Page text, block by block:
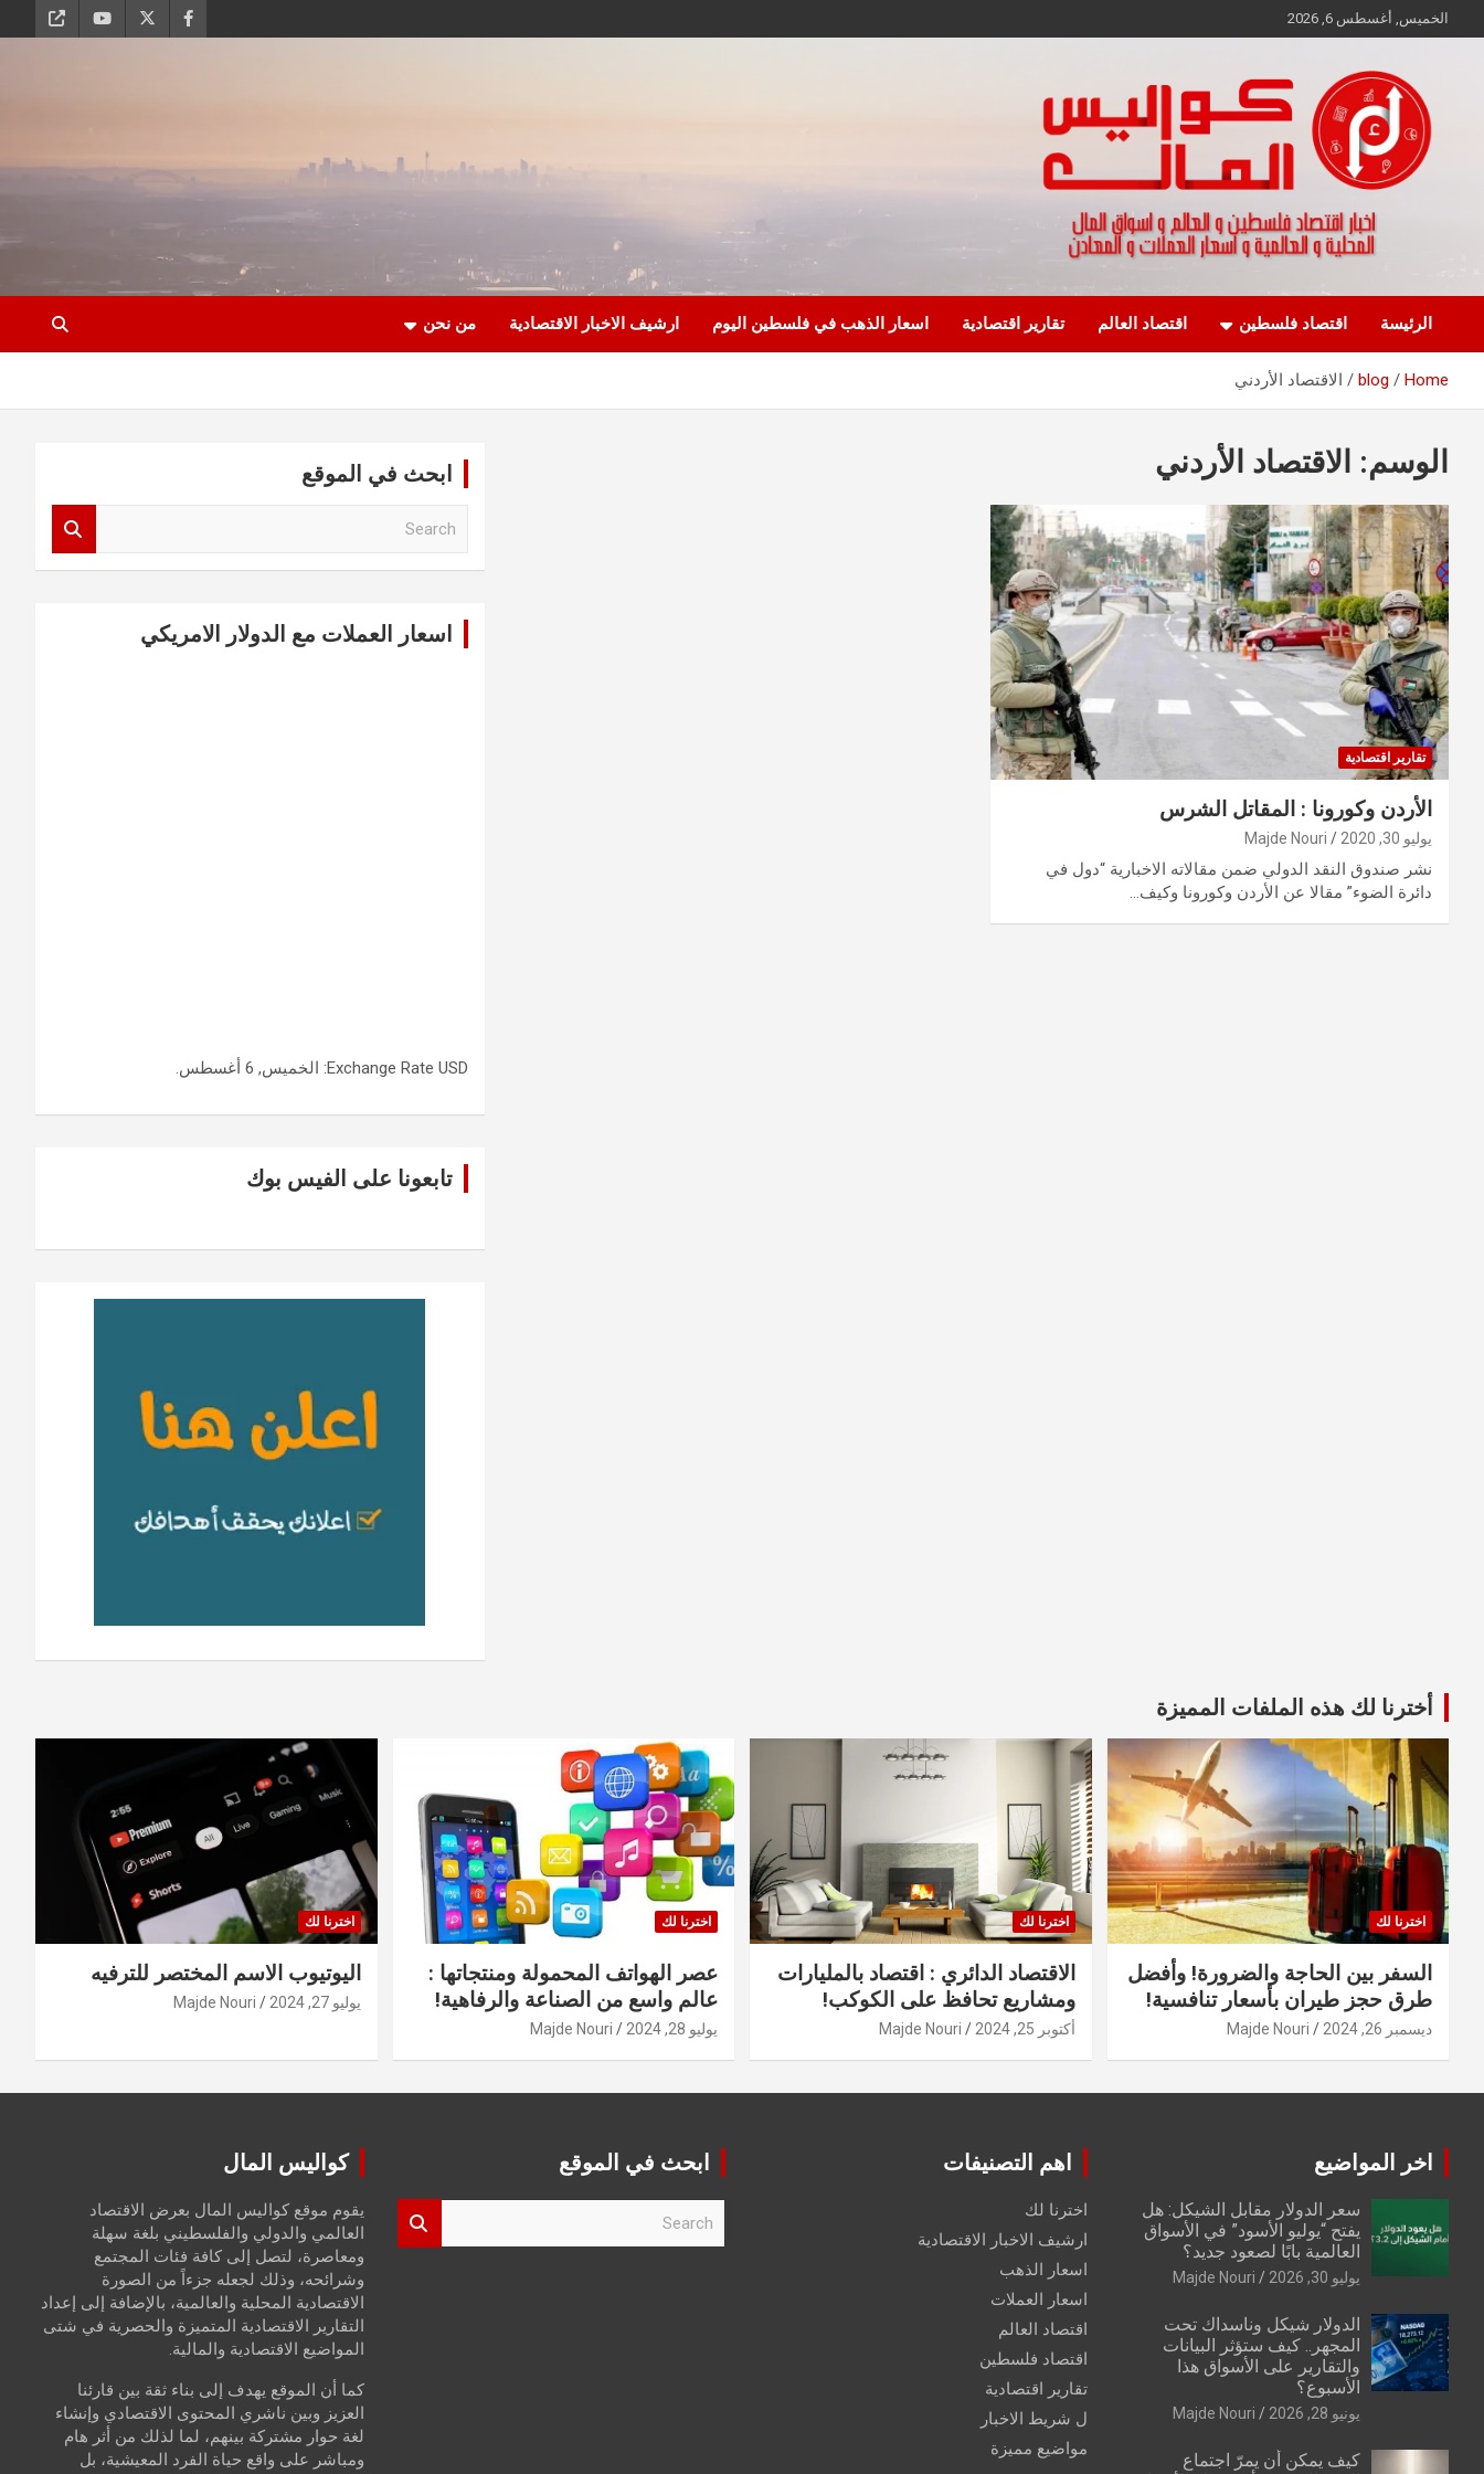
to
الخميس, أغسطس 6, 2026
كواليس المال
الرئيسة اقتصاد فلسطين اقتصاد العالم تقارير اقتصادية اسعار الذهب في فلسطين اليوم ارشيف الاخبار الاقتصادية من نحن
Home
blog الاقتصاد الأردني
الوسم: الاقتصاد الأردني
تقارير اقتصادية
الأردن وكورونا : المقاتل الشرس
يوليو 30, 2020 Majde Nouri
نشر صندوق النقد الدولي ضمن مقالاته الاخبارية “دول في
دائرة الضوء” مقالا عن الأردن وكورونا وكيف…
ابحث في الموقع
اسعار العملات مع الدولار الامريكي
Exchange Rate USD : الخميس, 6 أغسطس.
تابعونا على الفيس بوك
أخترنا لك هذه الملفات المميزة
اخترنا لك
السفر بين الحاجة والضرورة! وأفضل
طرق حجز طيران بأسعار تنافسية!
ديسمبر 26, 2024 Majde Nouri
اخترنا لك
الاقتصاد الدائري : اقتصاد بالمليارات
ومشاريع تحافظ على الكوكب!
أكتوبر 25, 2024 Majde Nouri
اخترنا لك
عصر الهواتف المحمولة ومنتجاتها :
عالم واسع من الصناعة والرفاهية!
يوليو 28, 2024 Majde Nouri
اخترنا لك
اليوتيوب الاسم المختصر للترفيه
يوليو 27, 2024 Majde Nouri
اخر المواضيع
سعر الدولار مقابل الشيكل: هل
يفتح “يوليو الأسود” في الأسواق
العالمية بابًا لصعود جديد؟
يوليو 30, 2026 Majde Nouri
الدولار شيكل وناسداك تحت
المجهر.. كيف ستؤثر البيانات
والتقارير على الأسواق هذا
الأسبوع؟
يونيو 28, 2026 Majde Nouri
كيف يمكن أن يمرّ اجتماع
اهم التصنيفات
اخترنا لك
ارشيف الاخبار الاقتصادية
اسعار الذهب
اسعار العملات
اقتصاد العالم
اقتصاد فلسطين
تقارير اقتصادية
ل شريط الاخبار
مواضيع مميزة
ابحث في الموقع كواليس المال
يقوم موقع كواليس المال بعرض الاقتصاد
العالمي والدولي والفلسطيني بلغة سهلة
ومعاصرة، لتصل إلى كافة فئات المجتمع
وشرائحه، وذلك لجعله جزءاً من الصورة
الاقتصادية المحلية والعالمية، بالإضافة إلى إعداد
التقارير الاقتصادية المتميزة والحصرية في شتى
المواضيع الاقتصادية والمالية.
كما أن الموقع يهدف إلى بناء ثقة بين قارئنا
العزيز وبين ناشري المحتوى الاقتصادي وإنشاء
لغة حوار مشتركة بينهم، لما لذلك من أثر هام
ومباشر على واقع حياة الفرد المعيشية، بل